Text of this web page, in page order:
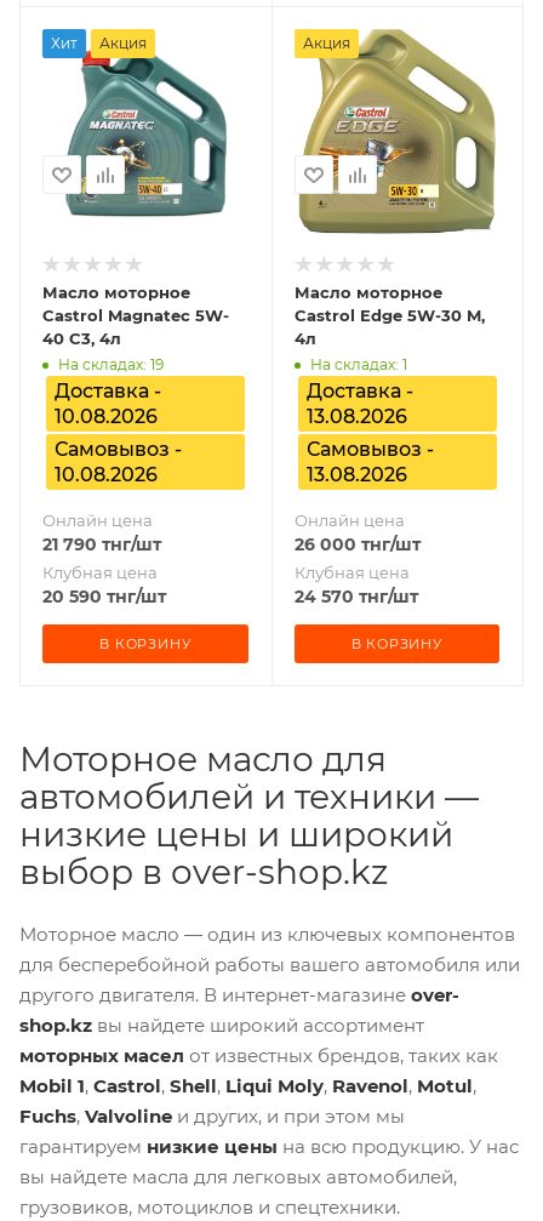
Хит Акция
Масло моторное
Castrol Magnatec 5W-
40 C3, 4л
На складах: 19
Доставка -
10.08.2026
Самовывоз -
10.08.2026
Онлайн цена
21 790 тнг/шт
Клубная цена
20 590 тнг/шт
В КОРЗИНУ
Акция
Масло моторное
Castrol Edge 5W-30 M,
4л
На складах: 1
Доставка -
13.08.2026
Самовывоз -
13.08.2026
Онлайн цена
26 000 тнг/шт
Клубная цена
24 570 тнг/шт
В КОРЗИНУ
Моторное масло для
автомобилей и техники —
низкие цены и широкий
выбор в over-shop.kz
Моторное масло — один из ключевых компонентов
для бесперебойной работы вашего автомобиля или
другого двигателя. В интернет-магазине over-
shop.kz вы найдете широкий ассортимент
моторных масел от известных брендов, таких как
Mobil 1, Castrol, Shell, Liqui Moly, Ravenol, Motul,
Fuchs, Valvoline и других, и при этом мы
гарантируем низкие цены на всю продукцию. У нас
вы найдете масла для легковых автомобилей,
грузовиков, мотоциклов и спецтехники.